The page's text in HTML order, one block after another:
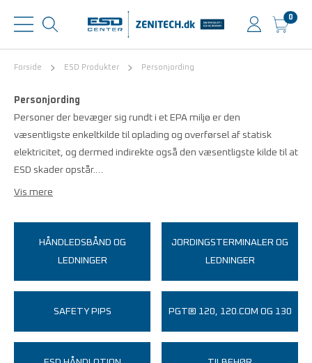
0
Forside ESD Produkter Personjording
Personjording
Personer der bevæger sig rundt i et EPA miljø er den
væsentligste enkeltkilde til oplading og overførsel af statisk
elektricitet, og dermed indirekte også den væsentligste kilde til at
ESD skader opstår.…
Vis mere
HÅNDLEDSBÅND OG
LEDNINGER
JORDINGSTERMINALER OG
LEDNINGER
SAFETY PIPS PGT® 120, 120.COM OG 130